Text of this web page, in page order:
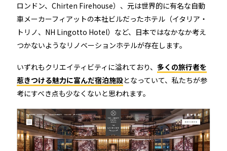
ロンドン、Chirten Firehouse）、元は世界的に有名な自動
車メーカーフィアットの本社ビルだったホテル（イタリア・
トリノ、NH Lingotto Hotel）など、日本ではなかなか考え
つかないようなリノベーションホテルが存在します。
いずれもクリエイティビティに溢れており、 多くの旅行者を
惹きつける魅力に富んだ宿泊施設となっていて、私たちが参
考にすべき点も少なくないと思われます。